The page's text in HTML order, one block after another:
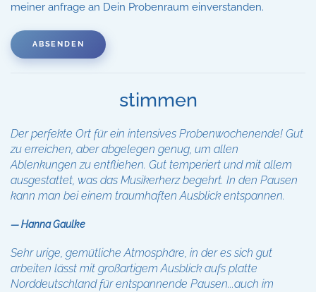
meiner anfrage an Dein Probenraum einverstanden.
ABSENDEN
stimmen
Der perfekte Ort für ein intensives Probenwochenende! Gut
zu erreichen, aber abgelegen genug, um allen
Ablenkungen zu entfliehen. Gut temperiert und mit allem
ausgestattet, was das Musikerherz begehrt. In den Pausen
kann man bei einem traumhaften Ausblick entspannen.
Hanna Gaulke
Sehr urige, gemütliche Atmosphäre, in der es sich gut
arbeiten lässt mit großartigem Ausblick aufs platte
Norddeutschland für entspannende Pausen...auch im